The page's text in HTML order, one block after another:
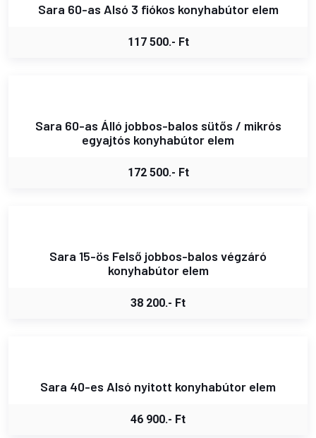
Sara 60-as Alsó 3 fiókos konyhabútor elem
117 500.- Ft
Sara 60-as Álló jobbos-balos sütős / mikrós
egyajtós konyhabútor elem
172 500.- Ft
Sara 15-ös Felső jobbos-balos végzáró
konyhabútor elem
38 200.- Ft
Sara 40-es Alsó nyitott konyhabútor elem
46 900.- Ft